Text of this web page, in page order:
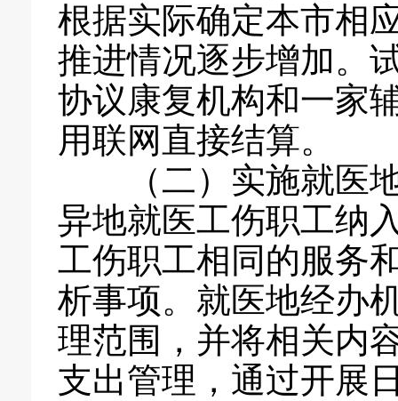
根据实际确定本市相
推进情况逐步增加。
协议康复机构和一家
用联网直接结算。
（二）实施就医地
异地就医工伤职工纳
工伤职工相同的服务
析事项。就医地经办
理范围，并将相关内
支出管理，通过开展